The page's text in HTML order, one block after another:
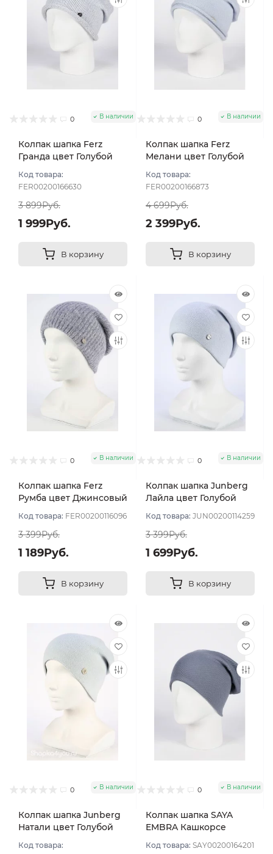
0 В наличии
Колпак шапка Ferz
Гранда цвет Голубой
Код товара:
FER00200166630
3 899Руб.
1 999Руб.
В корзину
0 В наличии
Колпак шапка Ferz
Мелани цвет Голубой
Код товара:
FER00200166873
4 699Руб.
2 399Руб.
В корзину
0 В наличии
Колпак шапка Ferz
Румба цвет Джинсовый
Код товара: FER00200116096
3 399Руб.
1 189Руб.
В корзину
0 В наличии
Колпак шапка Junberg
Лайла цвет Голубой
Код товара: JUN00200114259
3 399Руб.
1 699Руб.
В корзину
0 В наличии
Колпак шапка Junberg
Натали цвет Голубой
Код товара:
0 В наличии
Колпак шапка SAYA
EMBRA Кашкорсе
голубой
Код товара: SAY00200164201